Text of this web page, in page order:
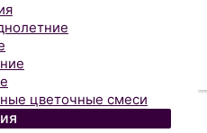
цветочные смеси